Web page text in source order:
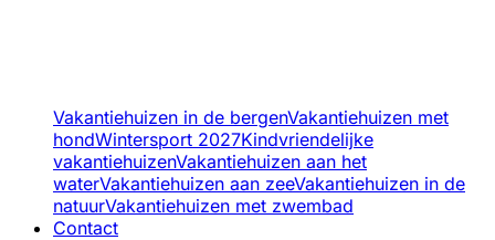
Vakantiehuizen in de bergenVakantiehuizen met
hondWintersport 2027Kindvriendelijke
vakantiehuizenVakantiehuizen aan het
waterVakantiehuizen aan zeeVakantiehuizen in de
natuurVakantiehuizen met zwembad
Contact